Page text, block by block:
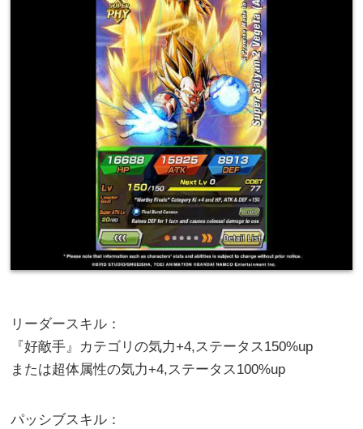
リーダースキル：
『好敵手』カテゴリの気力+4,ステータス150%up
または超体属性の気力+4,ステータス100%up
パッシブスキル：